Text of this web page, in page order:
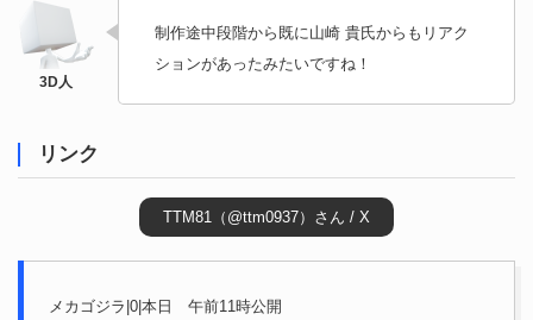
制作途中段階から既に山崎 貴氏からもリアク
ションがあったみたいですね！
リンク
TTM81（@ttm0937）さん / X
メカゴジラ|0|本日 午前11時公開